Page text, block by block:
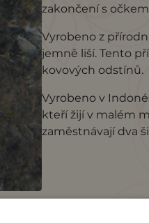
zakončení s
Vyrobeno z
jemně liší. Tento
kovových odstínů.
Vyrobeno v
kteří žijí v malém
zaměstnávají dva